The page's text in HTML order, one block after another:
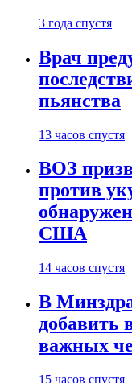
3 года спустя
Врач
пьянства
13 часов спустя
ВОЗ
против
США
14 часов спустя
В
добавить
важных
15 часов спустя